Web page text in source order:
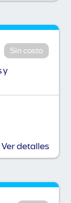
Sin costo
y
Ver detalles